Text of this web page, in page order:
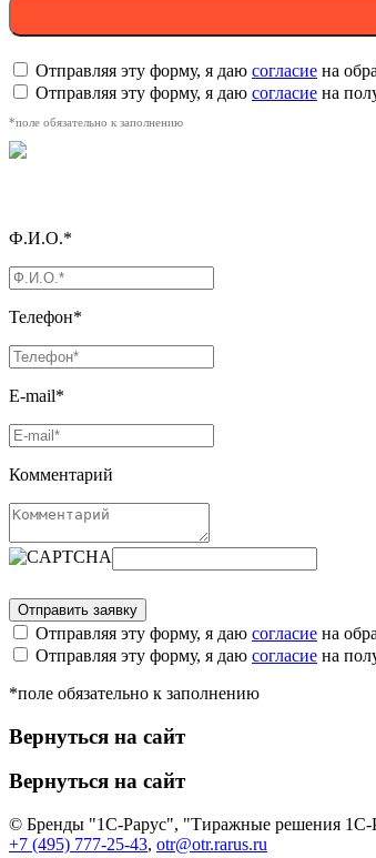
Отправляя эту форму, я даю согласие на
Отправляя эту форму, я даю согласие на
*поле обязательно к заполнению
Ф.И.О.*
Телефон*
E-mail*
Комментарий
Отправляя эту форму, я даю согласие на
Отправляя эту форму, я даю согласие на
*поле обязательно к заполнению
Вернуться на сайт
Вернуться на сайт
© Бренды "1С-Рарус", "Тиражные решения 1С-
+7 (495) 777-25-43, otr@otr.rarus.ru